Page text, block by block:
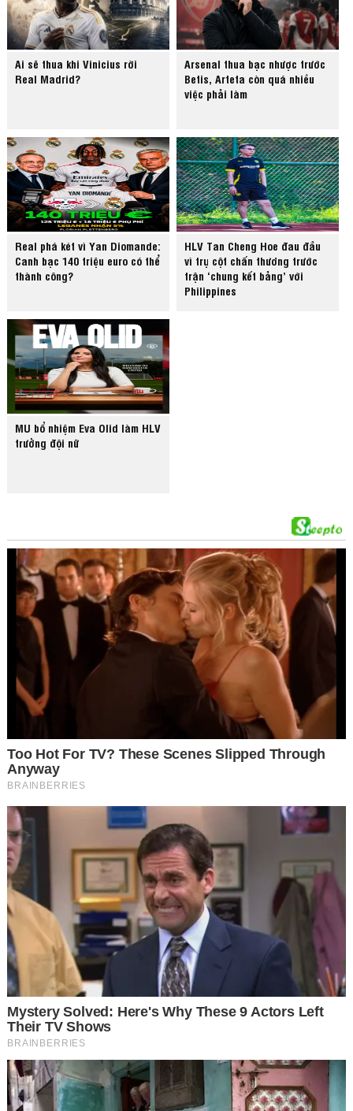
Ai sẽ thua khi Vinicius rời
Real Madrid?
Arsenal thua bạc nhược trước
Betis, Arteta còn quá nhiều
việc phải làm
Real phá két vì Yan Diomande:
Canh bạc 140 triệu euro có thể
thành công?
HLV Tan Cheng Hoe đau đầu
vì trụ cột chấn thương trước
trận ‘chung kết bảng’ với
Philippines
MU bổ nhiệm Eva Olid làm HLV
trưởng đội nữ